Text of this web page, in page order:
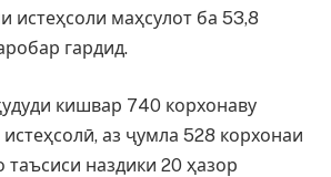
истеҳсоли маҳсулот ба 53,8
гардид.
кишвар 740 корхонаву
аз ҷумла 528 корхонаи
таъсиси наздики 20 ҳазор